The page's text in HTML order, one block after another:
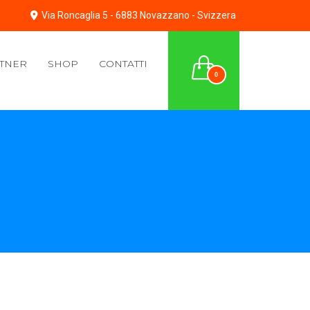
Via Roncaglia 5 - 6883 Novazzano - Svizzera
0
SHOP CONTATTI